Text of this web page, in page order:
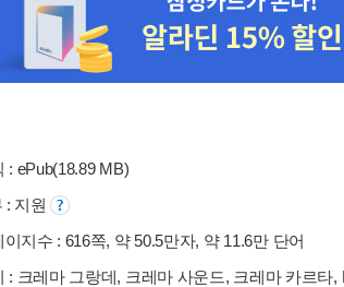
: ePub(18.89 MB)
: 지원
지수 : 616쪽, 약 50.5만자, 약 11.6만 단어
: 크레마 그랑데, 크레마 사운드, 크레마 카르